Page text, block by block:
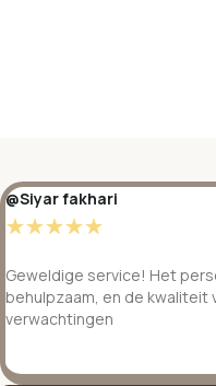
@Siyar fakhari
☆☆☆☆☆
Geweldige service! Het
behulpzaam, en de
verwachtingen